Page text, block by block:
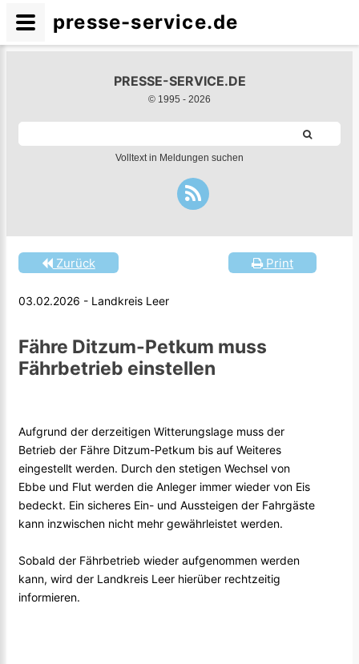
PRESSE-SERVICE.DE
© 1995 - 2026
Volltext in Meldungen suchen
Print
Zurück
03.02.2026 - Landkreis Leer
Fähre Ditzum-Petkum muss
Fährbetrieb einstellen
Aufgrund der derzeitigen Witterungslage muss der
Betrieb der Fähre Ditzum-Petkum bis auf Weiteres
eingestellt werden. Durch den stetigen Wechsel von
Ebbe und Flut werden die Anleger immer wieder von Eis
bedeckt. Ein sicheres Ein- und Aussteigen der Fahrgäste
kann inzwischen nicht mehr gewährleistet werden.
Sobald der Fährbetrieb wieder aufgenommen werden
kann, wird der Landkreis Leer hierüber rechtzeitig
informieren.
presse-service.de